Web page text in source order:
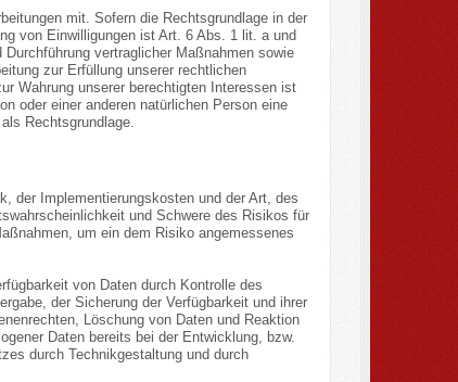
mit. Sofern die Rechtsgrundlage in der
von Einwilligungen ist Art. 6 Abs. 1 lit. a und
vertraglicher Maßnahmen sowie
zur Erfüllung unserer rechtlichen
Wahrung unserer berechtigten Interessen ist
oder einer anderen natürlichen Person eine
Rechtsgrundlage.
der Implementierungskosten und der Art, des
und Schwere des Risikos für
um ein dem Risiko angemessenes
von Daten durch Kontrolle des
der Sicherung der Verfügbarkeit und ihrer
Löschung von Daten und Reaktion
Daten bereits bei der Entwicklung, bzw.
durch Technikgestaltung und durch